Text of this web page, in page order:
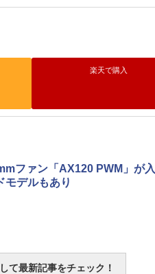
楽天で購入
ファン「AX120 PWM」が入
モデルもあり
て最新記事をチェック！